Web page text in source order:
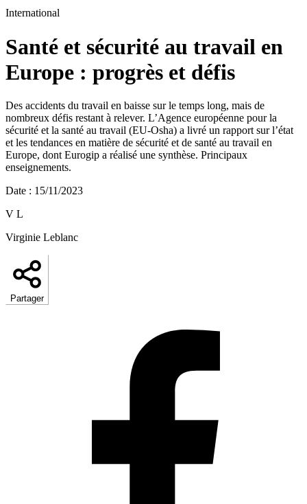
International
Santé et sécurité au travail en
Europe : progrès et défis
Des accidents du travail en baisse sur le temps long, mais de
nombreux défis restant à relever. L’Agence européenne pour la
sécurité et la santé au travail (EU-Osha) a livré un rapport sur l’état
et les tendances en matière de sécurité et de santé au travail en
Europe, dont Eurogip a réalisé une synthèse. Principaux
enseignements.
Date : 15/11/2023
V L
Virginie Leblanc
Partager